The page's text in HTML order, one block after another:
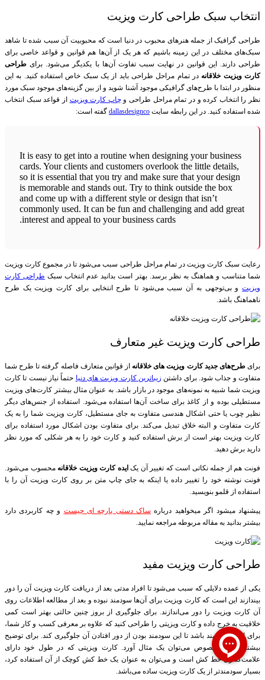
انتخاب سبک طراحی کارت ویزیت
طراحی گرافیک از جمله هنر‌های محبوب در دنیا است که محبوبیت آن سبب شده تا شاهد
سبک‌های مختلف در این زمینه باشیم که هر یک از آن‌ها هم قوانین و قواعد خاصی برای
طراحی دارند. این قوانین در نهایت سبب تفاوت آن‌ها با یکدیگر می‌شود. برای طراحی
کارت ویزیت خلاقانه در تمام مراحل طراحی باید از یک سبک خاص استفاده کنید. به این
منظور در ابتدا با طرح‌های گرافیکی موجود آشنا شوید و از بین گزینه‌های موجود سبک مورد
نظر را انتخاب کرده و در تمام مراحل طراحی وچاپ کارت ویزیت از قواعد سبک انتخاب
شده استفاده کنید. در این رابطه سایت dallasdesignco گفته است:
It is easy to get into a routine when designing your business
cards. Your clients and customers overlook the little details,
so it is essential that you try and make sure that your design
is memorable and stands out. Try to think outside the box
and come up with a different style or design that isn’t
commonly used. It can be fun and challenging and add great
interest and appeal to your business cards.
رعایت سبک کارت ویزیت در تمام مراحل طراحی سبب می‌شود تا در مجموع کارت ویزیت
شما متناسب و هماهنگ به نظر برسد. بهتر است بدانید عدم انتخاب سبک طراحی کارت
ویزیت و بی‌توجهی به آن سبب می‌شود تا طرح انتخابی برای کارت ویزیت یک طرح
ناهماهنگ باشد.
طراحی کارت ویزیت غیر متعارف
برایطرح‌های جدید کارت ویزیت های خلاقانه از قوانین متعارف فاصله گرفته تا طرح شما
متفاوت و جذاب شود. برای داشتن زیباترین کارت ویزیت های دنیا حتماً نیاز نیست تا کارت
ویزیت شما شبیه به نمونه‌های موجود در بازار باشد. به عنوان مثال بیشتر کارت‌های ویزیت
مستطیلی بوده و از کاغذ برای ساخت آن‌ها استفاده می‌شود. استفاده از جنس‌های دیگر
نظیر چوب یا حتی اشکال هندسی متفاوت به جای مستطیل، کارت ویزیت شما را به یک
کارت متفاوت و البته خلاق تبدیل می‌کند. برای متفاوت بودن اشکال مورد استفاده برای
کارت ویزیت بهتر است از برش استفاده کنید و کارت خود را به هر شکلی که مورد نظر
دارید برش دهید.
فونت هم از جمله نکاتی است که تغییر آن یکایده کارت ویزیت خلاقانه محسوب می‌شود.
فونت نوشته خود را تغییر داده یا اینکه به جای چاپ متن بر روی کارت ویزیت آن را با
استفاده از قلمو بنویسید.
پیشنهاد میشود اگر میخواهید درباره ساک دستی پارچه ای چیست و چه کاربردی دارد
بیشتر بدانید به مقاله مربوطه مراجعه نمایید.
طراحی کارت ویزیت مفید
یکی از عمده دلایلی که سبب می‌شود تا افراد مدتی بعد از دریافت کارت ویزیت آن را دور
بیندازند این است که کارت ویزیت برای آن‌ها سودمند نبوده و بعد از مطالعه اطلاعات روی
آن کارت ویزیت را دور می‌اندازند. برای جلوگیری از بروز چنین حالتی بهتر است کمی
خلاقیت به خرج داده و کارت ویزیتی را طراحی کنید که علاوه بر معرفی کسب و کار شما،
برای افراد سودمند باشد تا این سودمند بودن از دور افتادن آن جلوگیری کند. برای توضیح
بیشتر در این خصوص می‌توان یک مثال آورد. کارت ویزیتی که در طول خود دارای
علامت‌گذاری خط کش است و می‌توان به عنوان یک خط کش کوچک از آن استفاده کرد،
بسیار سودمندتر از یک کارت ویزیت ساده می‌باشد.